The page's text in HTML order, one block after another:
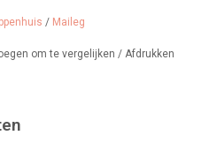
Maileg muisjes, kleding en
/ Maileg
om te vergelijken / Afdrukken